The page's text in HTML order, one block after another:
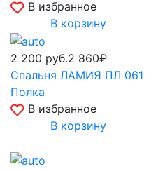
В избранное
В корзину
2 200 руб.2 860₽
Спальня ЛАМИЯ ПЛ 061
Полка
В избранное
В корзину